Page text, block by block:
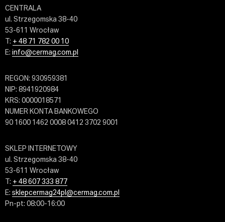
CENTRALA
ul. Strzegomska 38-40
53-611 Wrocław
T: + 48 71 782 00 10
E: info@cermag.com.pl
REGON: 930959381
NIP: 8941920984
KRS: 0000018571
NUMER KONTA BANKOWEGO
90 1600 1462 0008 0412 3702 9001
SKLEP INTERNETOWY
ul. Strzegomska 38-40
53-611 Wrocław
T: + 48 607 333 877
E: sklepcermag24pl@cermag.com.pl
Pn-pt: 08:00-16:00